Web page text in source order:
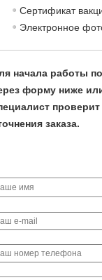
Сертификат
Электронное
начала работы
форму ниже
заказа.